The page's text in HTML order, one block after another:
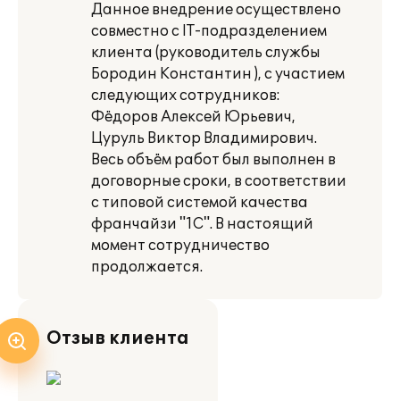
Данное внедрение осуществлено
совместно с IT-подразделением
клиента (руководитель службы
Бородин Константин ), с участием
следующих сотрудников:
Фёдоров Алексей Юрьевич,
Цуруль Виктор Владимирович.
Весь объём работ был выполнен в
договорные сроки, в соответствии
с типовой системой качества
франчайзи "1С". В настоящий
момент сотрудничество
продолжается.
Отзыв клиента